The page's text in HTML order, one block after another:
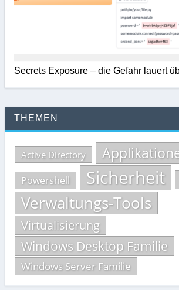
Secrets Exposure – die Gefahr lauert
THEMEN
Active Directory
Powershell Sicherheit
Verwaltungs-Tools
Virtualisierung
Windows Desktop Familie
Windows Server Familie